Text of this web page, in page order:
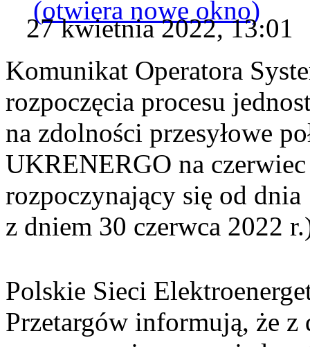
(otwiera nowe okno)
27 kwietnia 2022, 13:01
Komunikat Operatora
rozpoczęcia procesu
na zdolności przesyłowe
UKRENERGO na
rozpoczynający się od
z dniem 30 czerwca 2022
Polskie Sieci
Przetargów informują, że